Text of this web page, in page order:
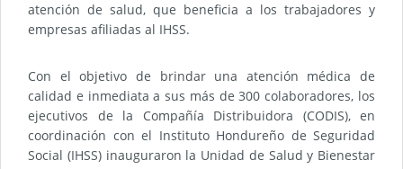
atención de salud, que beneficia a los trabajadores y
empresas afiliadas al IHSS.
Con el objetivo de brindar una atención médica de
calidad e inmediata a sus más de 300 colaboradores, los
ejecutivos de la Compañía Distribuidora (CODIS), en
coordinación con el Instituto Hondureño de Seguridad
Social (IHSS) inauguraron la Unidad de Salud y Bienestar